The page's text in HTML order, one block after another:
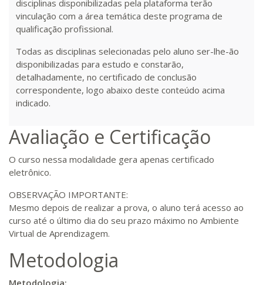
240 H 30 dias
R$ 1.189,66
260 H 33dias 90dias
Matricular
300 H 38dias 120dias
R$ 1.487,06
320 H 40dias 120dias
R$ 1.586,20
Matricular
340 H 43 dias 120
disciplinas disponibilizadas pela plataforma terão
vinculação com a área temática deste programa de
qualificação profissional.
Todas as disciplinas selecionadas pelo aluno ser-lhe-ão
disponibilizadas para estudo e constarão,
detalhadamente, no certificado de conclusão
correspondente, logo abaixo deste conteúdo acima
indicado.
Avaliação e Certificação
O curso nessa modalidade gera apenas certificado
eletrônico.
OBSERVAÇÃO IMPORTANTE:
Mesmo depois de realizar a prova, o aluno terá acesso ao
curso até o último dia do seu prazo máximo no Ambiente
Virtual de Aprendizagem.
Metodologia
Metodologia: